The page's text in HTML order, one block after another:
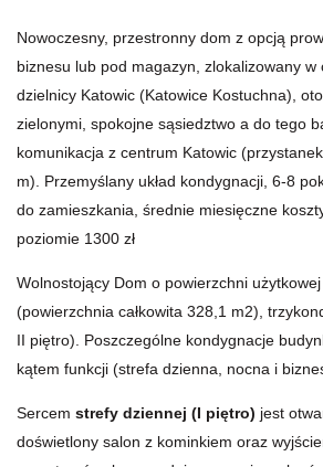
Nowoczesny, przestronny dom z opcją
biznesu lub pod magazyn, zlokalizowany w
dzielnicy Katowic (Katowice Kostuchna),
zielonymi, spokojne sąsiedztwo a do tego
komunikacja z centrum Katowic
m). Przemyślany układ kondygnacji, 6-8
do zamieszkania, średnie miesięczne
poziomie 1300 zł
Wolnostojący Dom o powierzchni
(powierzchnia całkowita 328,1 m2),
II piętro). Poszczególne kondygnacje
kątem funkcji (strefa dzienna, nocna i
Sercem strefy dziennej (I piętro) jest
doświetlony salon z kominkiem oraz